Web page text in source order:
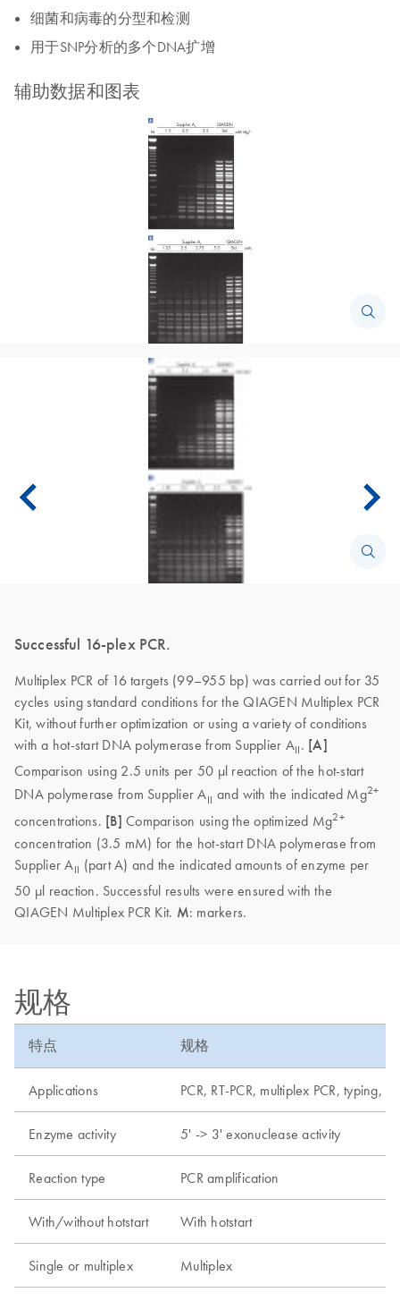
细菌和病毒的分型和检测
用于SNP分析的多个DNA扩增
辅助数据和图表
Successful 16-plex PCR.
Multiplex PCR of 16 targets (99–955 bp) was carried out for 35
cycles using standard conditions for the QIAGEN Multiplex PCR
Kit, without further optimization or using a variety of conditions
with a hot-start DNA polymerase from Supplier AII . [A]
Comparison using 2.5 units per 50 µl reaction of the hot-start
DNA polymerase from Supplier AII and with the indicated Mg2+
concentrations. [B] Comparison using the optimized Mg2+
concentration (3.5 mM) for the hot-start DNA polymerase from
Supplier AII (part A) and the indicated amounts of enzyme per
50 µl reaction. Successful results were ensured with the
QIAGEN Multiplex PCR Kit. M: markers.
规格
特点 规格
Applications PCR, RT-PCR, multiplex PCR, typing,
Enzyme activity 5' -> 3' exonuclease activity
Reaction type PCR amplification
With/without hotstart With hotstart
Single or multiplex Multiplex